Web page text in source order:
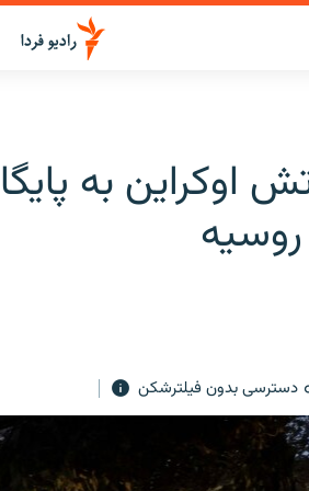
اوکراین به
دسترسی بدون فیلترشکن